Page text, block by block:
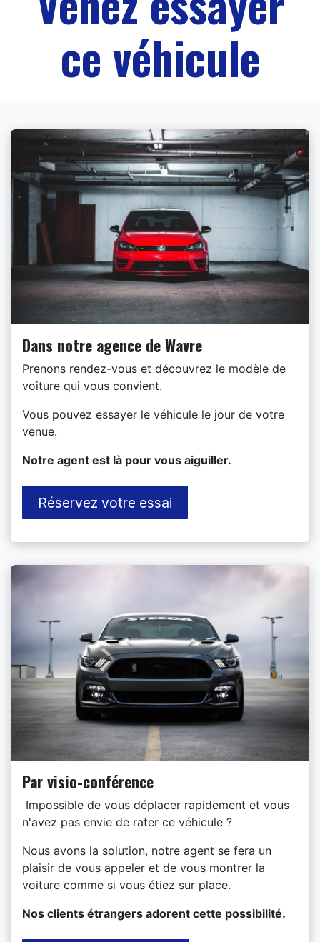
ce véhicule
Dans notre agence de Wavre
Prenons rendez-vous et découvrez le modèle de
voiture qui vous convient.
Vous pouvez essayer le véhicule le jour de votre
venue.
​Notre agent est là pour vous aiguiller.
Réservez votre essai
Par visio-conférence
Impossible de vous déplacer rapidement et vous
n'avez pas envie de rater ce véhicule ?
Nous avons la solution, notre agent se fera un
plaisir de vous appeler et de vous montrer la
voiture comme si vous étiez sur place.
​Nos clients étrangers adorent cette possibilité.